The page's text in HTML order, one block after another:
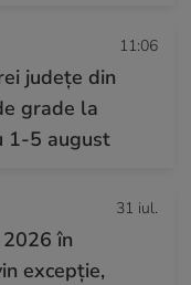
11:06
județe din
grade la
1-5 august
31 iul.
în
excepție,